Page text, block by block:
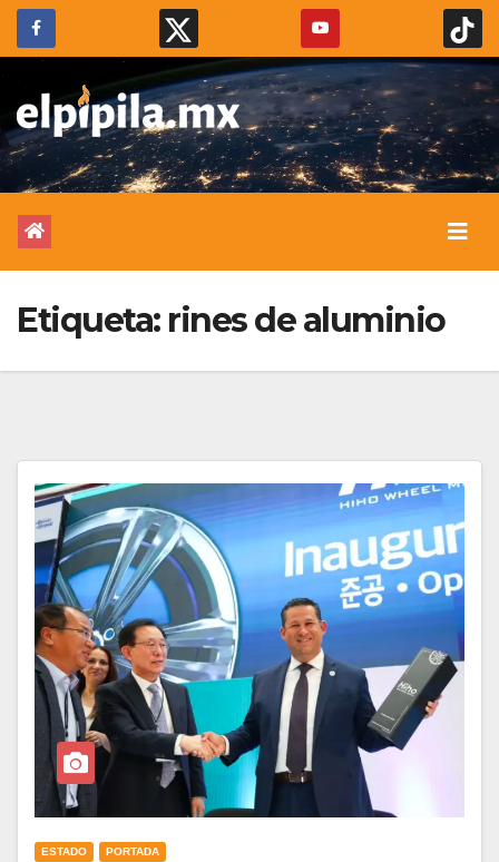
Etiqueta: rines de aluminio
ESTADO PORTADA